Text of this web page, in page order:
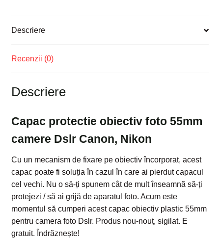
Descriere
Recenzii (0)
Descriere
Capac protectie obiectiv foto 55mm
camere Dslr Canon, Nikon
Cu un mecanism de fixare pe obiectiv încorporat, acest
capac poate fi soluția în cazul în care ai pierdut capacul
cel vechi. Nu o să-ți spunem cât de mult înseamnă să-ți
protejezi / să ai grijă de aparatul foto. Acum este
momentul să cumperi acest capac obiectiv plastic 55mm
pentru camera foto Dslr. Produs nou-nouț, sigilat. E
gratuit. Îndrăznește!